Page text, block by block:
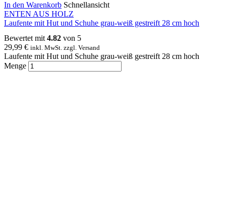
In den Warenkorb Schnellansicht
ENTEN AUS HOLZ
Laufente mit Hut und Schuhe grau-weiß gestreift 28 cm hoch
Bewertet mit 4.82 von 5
29,99 € inkl. MwSt. zzgl. Versand
Laufente mit Hut und Schuhe grau-weiß gestreift 28 cm hoch
Menge